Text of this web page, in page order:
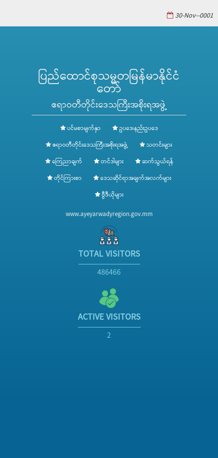
30-Nov--0001
ပြည်ထောင်စုသမ္မတမြန်မာနိုင်ငံ
တော်
ဧရာဝတီတိုင်းဒေသကြီးအစိုးရအဖွဲ့
ပင်မစာမျက်နှာ
ဥပဒေ၊နည်းဥပဒေ
ဧရာဝတီတိုင်းဒေသကြီးအစိုးရအဖွဲ့
သတင်းများ
ကြေညာချက်
တင်ဒါများ
ဆက်သွယ်ရန်
တိုင်ကြားစာ
ဒေသဆိုင်ရာအချက်အလက်များ
ဗွီဒီယိုများ
www.ayeyarwadyregion.gov.mm
TOTAL VISITORS
486466
ACTIVE VISITORS
2